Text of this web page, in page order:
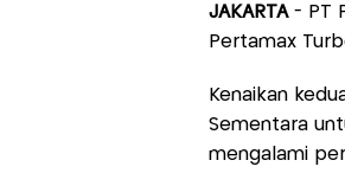
JAKARTA- PT
Pertamax
Kenaikan
Sementara
mengalami